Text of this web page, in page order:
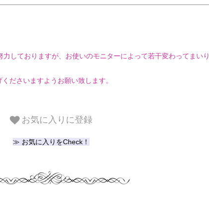
力しておりますが、お使いのモニターによって若干変わってまいり
ださいますようお願い致します。
お気に入りに登録
≫ お気に入りをCheck！